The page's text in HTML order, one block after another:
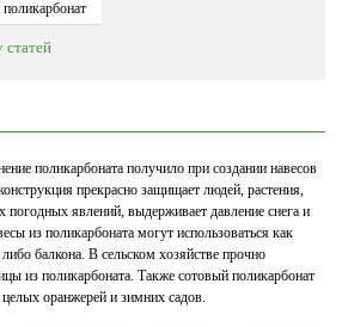
статей
поликарбоната получило при создании навесов
прекрасно защищает людей, растения,
погодных явлений, выдерживает давление снега и
из поликарбоната могут использоваться как
балкона. В сельском хозяйстве прочно
из поликарбоната. Также сотовый поликарбонат
целых оранжерей и зимних садов.